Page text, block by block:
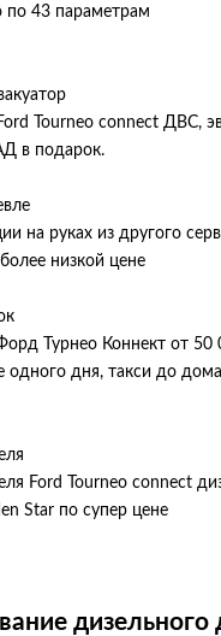
по 43 параметрам
Tourneo connect ДВС,
в подарок.
на руках из другого
низкой цене
Турнео Коннект от 50
одного дня, такси до
Ford Tourneo connect
Star по супер цене
дизельного